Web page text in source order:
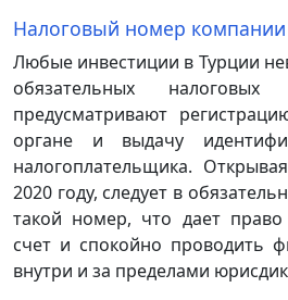
Налоговый номер компании
Любые инвестиции в Турции
обязательных
предусматривают
органе и выдачу
налогоплательщика.
2020 году, следует в
такой номер, что дает право
счет и спокойно проводить
внутри и за пределами